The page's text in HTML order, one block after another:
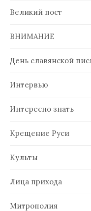
Великий пост
ВНИМАНИЕ
День славянской
Интервью
Интересно знать
Крещение Руси
Культы
Лица прихода
Митрополия